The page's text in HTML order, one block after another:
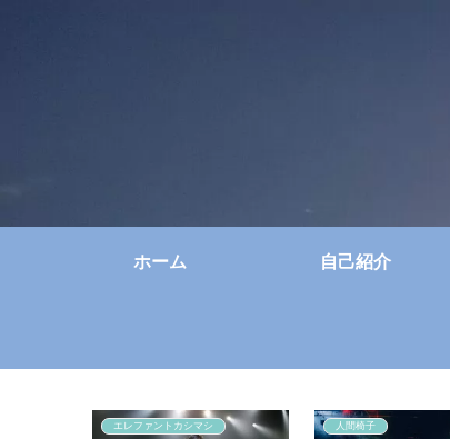
ホーム 自己紹介
エレファントカシマシ 人間椅子